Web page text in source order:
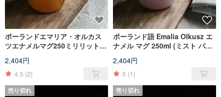
ポーランドエマリア・オルカス
ツエナメルマグ250ミリリットル
（FDN000503）
2,404円
4.5 (2)
ポーランド語 Emalia Olkusz エ
ナメル マグ 250ml (ミスト パウ
2,404円
5 (1)
売り切れ 売り切れ